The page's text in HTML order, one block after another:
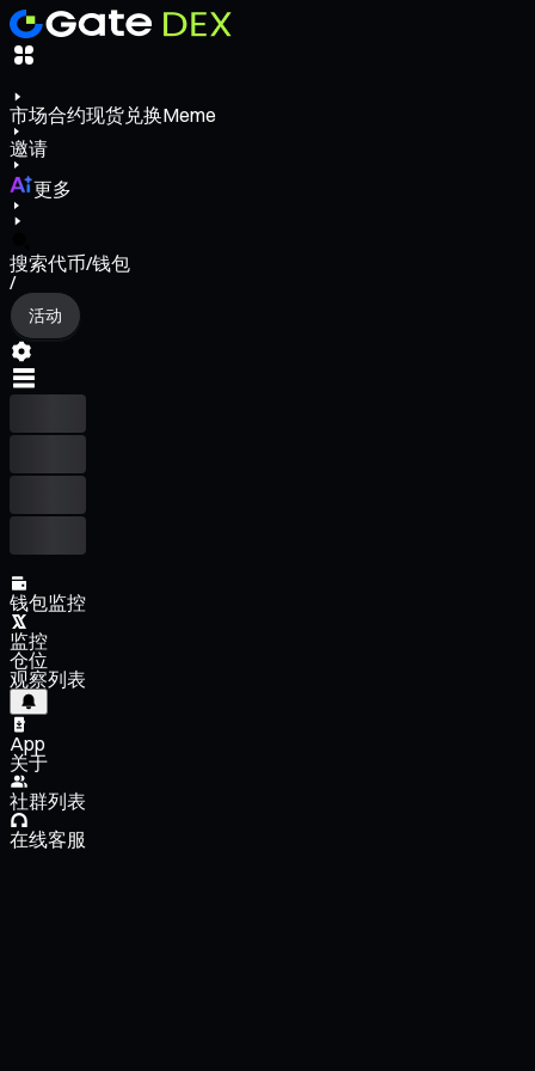
市场合约现货兑换Meme
邀请
更多
搜索代币/钱包
/
活动
钱包监控
监控
仓位
观察列表
App
关于
社群列表
在线客服